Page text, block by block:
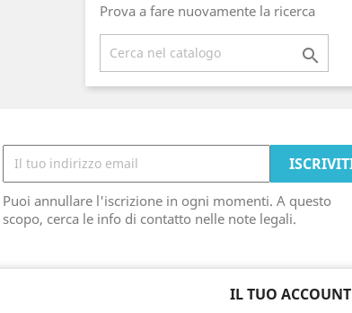
Prova a fare nuovamente la ricerca

Puoi annullare l'iscrizione in ogni momenti. A questo
scopo, cerca le info di contatto nelle note legali.
IL TUO ACCOUNT